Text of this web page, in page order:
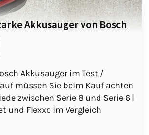
Akku­sauger von Bosch
Akkusauger im Test /
müssen Sie beim Kauf achten
zwischen Serie 8 und Serie 6 |
und Flexxo im Vergleich